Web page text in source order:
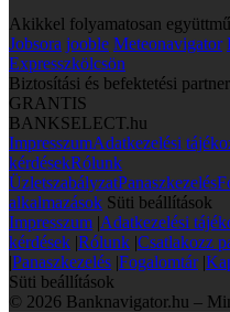
Akikkel folyamatosan
Jobsora jooble Meteonavigator
Expresszkölcsön
Biztosítási és befektetési
GRANTIS
BANKSELECT.hu
ImpresszumAdatkezelési
kérdésekRólunk
ÜzletszabályzatPanaszkezelés
alkalmazások Süti beállítások
Impresszum |Adatkezelési
kérdések |Rólunk |Csatlakozz
|Panaszkezelés |Fogalomtár |
Süti beállítások
© 2026 Banknavigator.hu –